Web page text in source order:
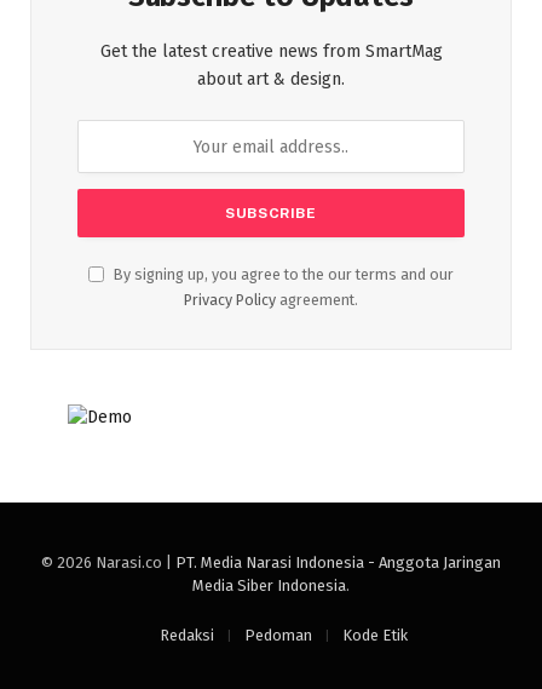
Get the latest creative news from SmartMag
about art & design.
By signing up, you agree to the our terms and our
Privacy Policy agreement.
© 2026 Narasi.co | PT. Media Narasi Indonesia - Anggota Jaringan
Media Siber Indonesia.
Redaksi Pedoman Kode Etik